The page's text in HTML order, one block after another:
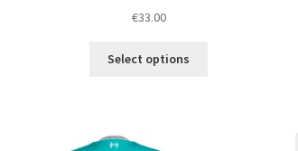
€33.00
Select options